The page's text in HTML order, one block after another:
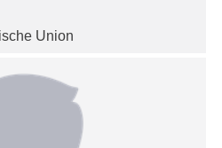
Union